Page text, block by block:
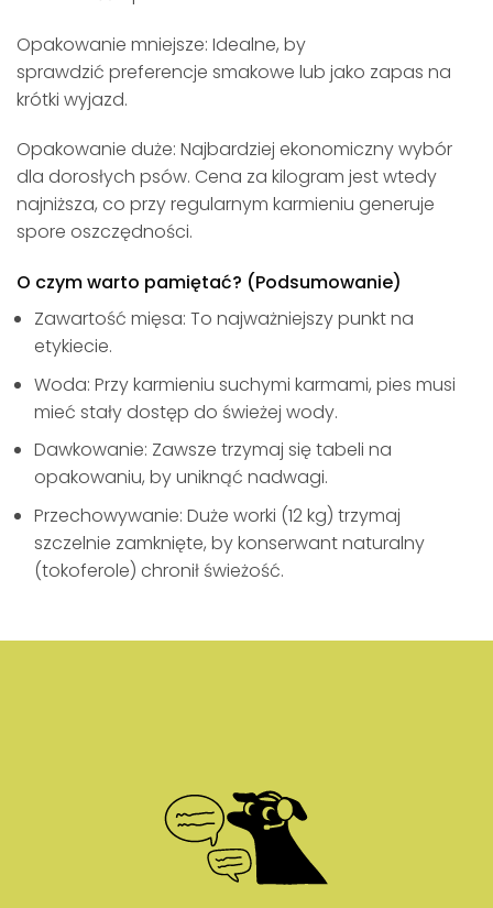
Opakowanie mniejsze: Idealne, by
sprawdzić preferencje smakowe lub jako zapas na
krótki wyjazd.
Opakowanie duże: Najbardziej ekonomiczny wybór
dla dorosłych psów. Cena za kilogram jest wtedy
najniższa, co przy regularnym karmieniu generuje
spore oszczędności.
O czym warto pamiętać? (Podsumowanie)
Zawartość mięsa: To najważniejszy punkt na
etykiecie.
Woda: Przy karmieniu suchymi karmami, pies musi
mieć stały dostęp do świeżej wody.
Dawkowanie: Zawsze trzymaj się tabeli na
opakowaniu, by uniknąć nadwagi.
Przechowywanie: Duże worki (12 kg) trzymaj
szczelnie zamknięte, by konserwant naturalny
(tokoferole) chronił świeżość.